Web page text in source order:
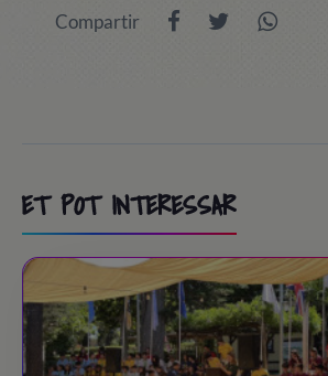
Compartir
ET POT INTERESSAR